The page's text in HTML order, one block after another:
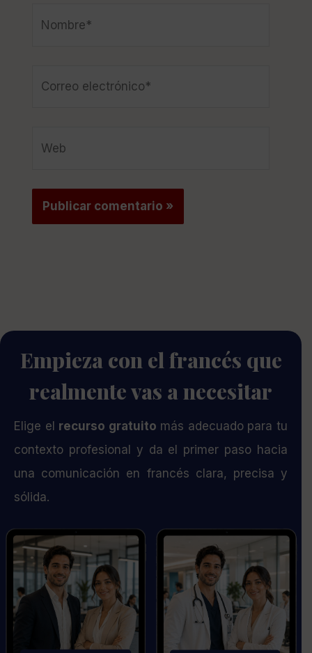
Empieza con el francés que
realmente vas a necesitar
Elige el recurso gratuito más adecuado para tu
contexto profesional y da el primer paso hacia
una comunicación en francés clara, precisa y
sólida.